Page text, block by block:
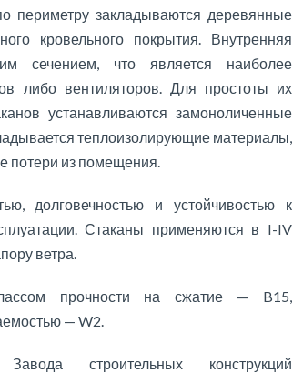
периметру закладываются деревянные
кровельного покрытия. Внутренняя
сечением, что является наиболее
либо вентиляторов. Для простоты их
устанавливаются замоноличенные
теплоизолирующие материалы,
потери из помещения.
долговечностью и устойчивостью к
Стаканы применяются в I-IV
ветра.
прочности на сжатие — B15,
— W2.
строительных конструкций